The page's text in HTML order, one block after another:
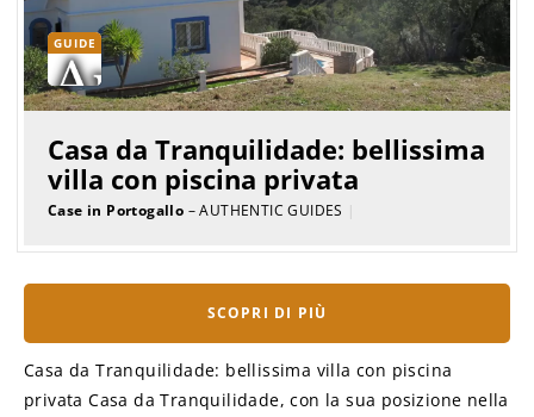
GUIDE
Casa da Tranquilidade: bellissima
villa con piscina privata
Case in Portogallo – AUTHENTIC GUIDES |
SCOPRI DI PIÙ
Casa da Tranquilidade: bellissima villa con piscina
privata Casa da Tranquilidade, con la sua posizione nella